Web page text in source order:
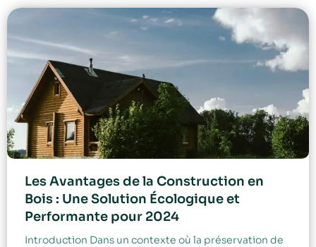
Les Avantages de la Construction en
Bois : Une Solution Écologique et
Performante pour 2024
Introduction Dans un contexte où la préservation de